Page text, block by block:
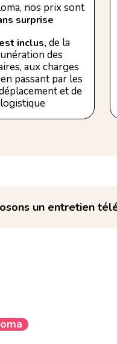
nos prix sont
surprise
inclus, de la
des
aux charges
passant par les
et de
logistique
un entretien